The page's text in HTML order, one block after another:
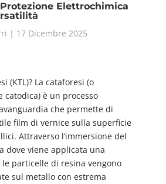
Elettrochimica
| 17 Dicembre 2025
(KTL)? La cataforesi (o
catodica) è un processo
che permette di
film di vernice sulla superficie
Attraverso l’immersione del
dove viene applicata una
particelle di resina vengono
sul metallo con estrema